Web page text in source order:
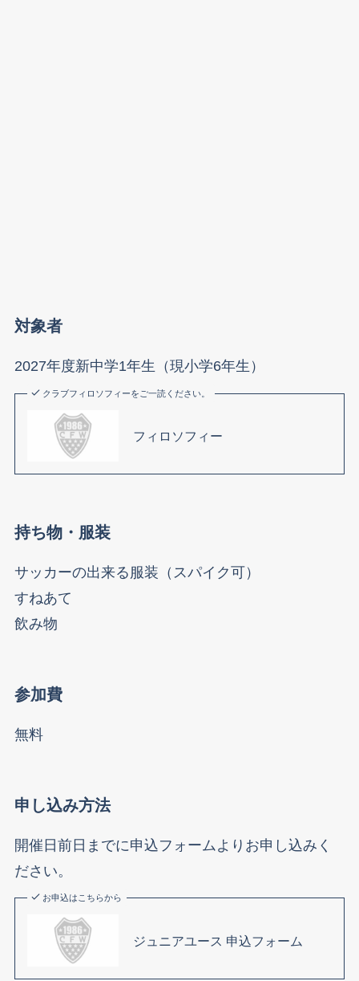
対象者
2027年度新中学1年生（現小学6年生）
クラブフィロソフィーをご一読ください。
フィロソフィー
持ち物・服装
サッカーの出来る服装（スパイク可）
すねあて
飲み物
参加費
無料
申し込み方法
開催日前日までに申込フォームよりお申し込みく
ださい。
お申込はこちらから
ジュニアユース 申込フォーム